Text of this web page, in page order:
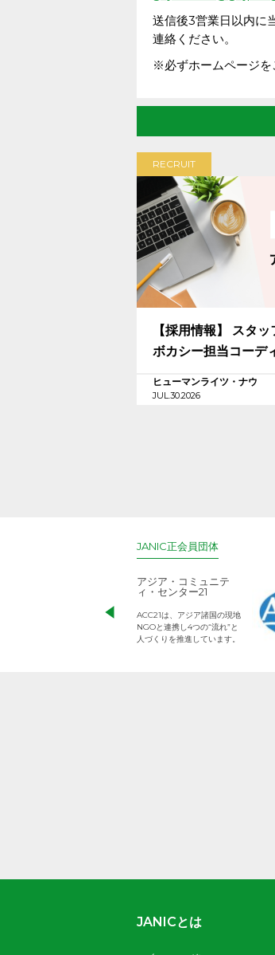
送信後3営業日以内に
連絡ください。
※必ずホームページを
RECRUIT
【採用情報】 スタ
ボカシー担当コーデ
ヒューマンライツ・ナウ
JUL.30.2026
JANIC正会員団体
アジア・コミュニテ
ィ・センター21
ACC21は、アジア諸国の現地
NGOと連携し4つの“流れ”と
人づくりを推進しています。
JANICとは